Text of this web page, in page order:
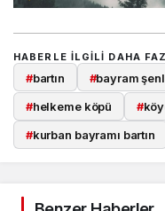
HABERLE ILGILI DAHA
#bartın #bayram
#helkeme köpü #
#kurban bayramı bartın